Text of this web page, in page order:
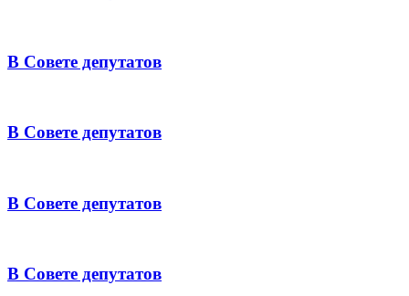
В Совете депутатов
В Совете депутатов
В Совете депутатов
В Совете депутатов